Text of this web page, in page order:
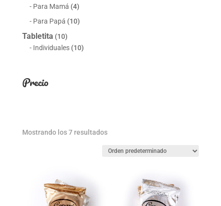
Para Mamá (4)
Para Papá (10)
Tabletita (10)
Individuales (10)
Precio
Mostrando los 7 resultados